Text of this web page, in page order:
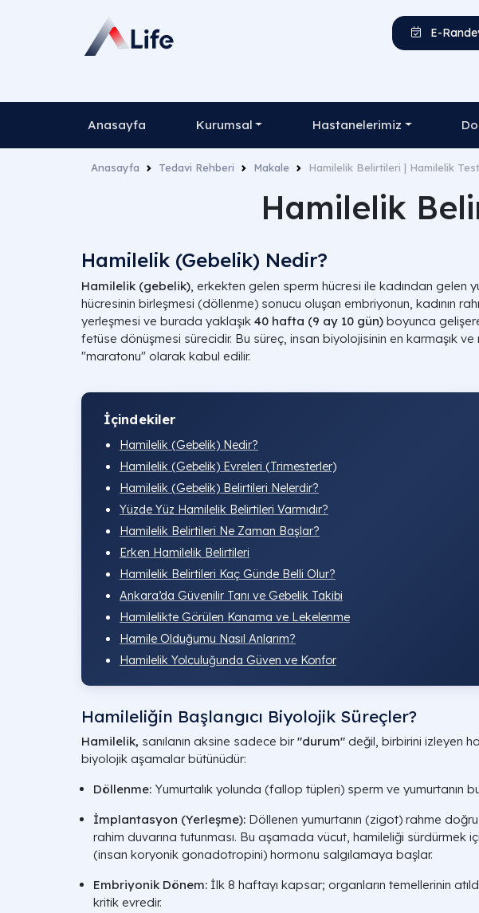
E-
Anasayfa Kurumsal Hastanelerimiz
Anasayfa Tedavi Rehberi Makale Hamilelik Belirtileri | Hamilelik
Hamilelik
Hamilelik (Gebelik) Nedir?
Hamilelik (gebelik), erkekten gelen sperm hücresi ile kadından gelen
hücresinin birleşmesi (döllenme) sonucu oluşan embriyonun, kadının
yerleşmesi ve burada yaklaşık 40 hafta (9 ay 10 gün) boyunca
fetüse dönüşmesi sürecidir. Bu süreç, insan biyolojisinin en karmaşık ve
"maratonu" olarak kabul edilir.
İçindekiler
Hamilelik (Gebelik) Nedir?
Hamilelik (Gebelik) Evreleri (Trimesterler)
Hamilelik (Gebelik) Belirtileri Nelerdir?
Yüzde Yüz Hamilelik Belirtileri Varmıdır?
Hamilelik Belirtileri Ne Zaman Başlar?
Erken Hamilelik Belirtileri​
Hamilelik Belirtileri Kaç Günde Belli Olur​?
Ankara’da Güvenilir Tanı ve Gebelik Takibi
Hamilelikte Görülen Kanama ve Lekelenme
Hamile Olduğumu Nasıl Anlarım?
Hamilelik Yolculuğunda Güven ve Konfor
Hamileliğin Başlangıcı Biyolojik Süreçler?
Hamilelik, sanılanın aksine sadece bir"durum" değil, birbirini izleyen
biyolojik aşamalar bütünüdür:
Döllenme: Yumurtalık yolunda (fallop tüpleri) sperm ve yumurtanın
İmplantasyon (Yerleşme): Döllenen yumurtanın (zigot) rahme
rahim duvarına tutunması. Bu aşamada vücut, hamileliği sürdürmek
(insan koryonik gonadotropini) hormonu salgılamaya başlar.
Embriyonik Dönem: İlk 8 haftayı kapsar; organların temellerinin
kritik evredir.